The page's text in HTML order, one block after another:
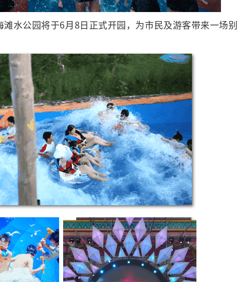
水公园将于6月8日正式开园，为市民及游客带来一场